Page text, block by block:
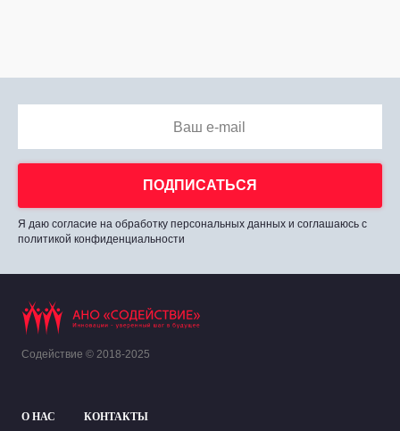
Ваш e-mail
ПОДПИСАТЬСЯ
Я даю согласие на обработку персональных данных и соглашаюсь с
политикой конфиденциальности
Содействие © 2018-2025
О НАС КОНТАКТЫ